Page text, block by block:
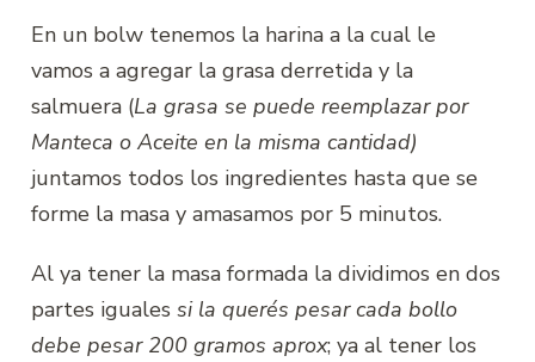
En un bolw tenemos la harina a la cual le
vamos a agregar la grasa derretida y la
salmuera (La grasa se puede reemplazar por
Manteca o Aceite en la misma cantidad)
juntamos todos los ingredientes hasta que se
forme la masa y amasamos por 5 minutos.
Al ya tener la masa formada la dividimos en dos
partes igualessi la querés pesar cada bollo
debe pesar 200 gramos aprox; ya al tener los